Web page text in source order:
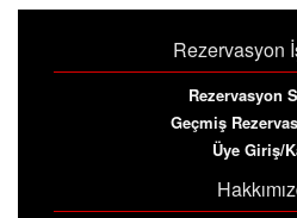
Rezervasyon
Rezervasyon
Geçmiş
Üye Giriş/